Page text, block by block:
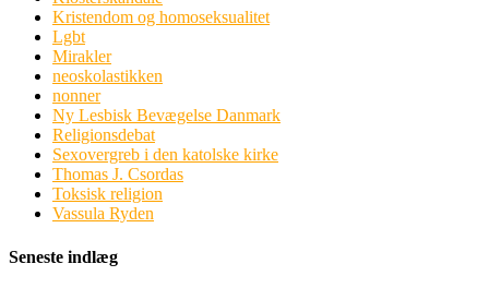
Kristendom og homoseksualitet
Lgbt
Mirakler
neoskolastikken
nonner
Ny Lesbisk Bevægelse Danmark
Religionsdebat
Sexovergreb i den katolske kirke
Thomas J. Csordas
Toksisk religion
Vassula Ryden
Seneste indlæg